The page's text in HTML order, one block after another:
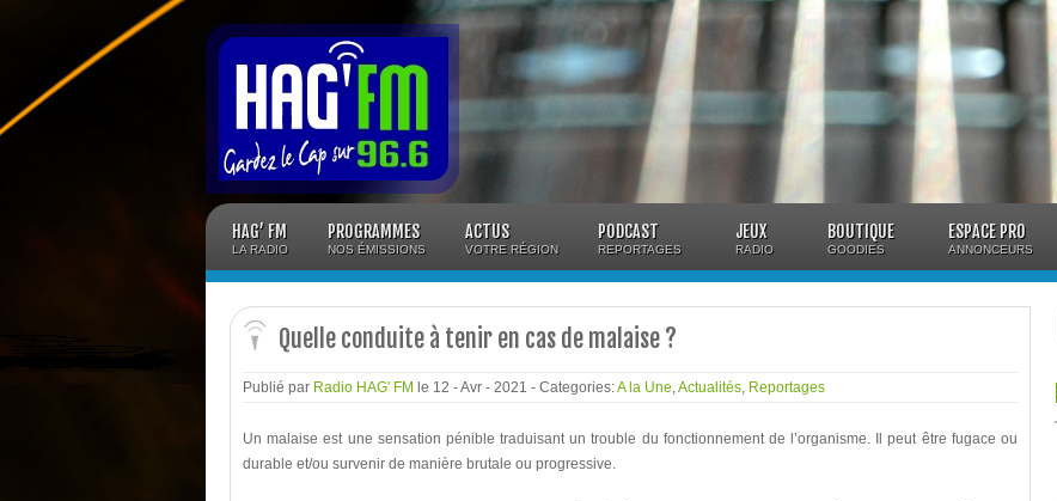
HAG’ FM
LA RADIO
PROGRAMMES
NOS ÉMISSIONS
ACTUS
VOTRE RÉGION
PODCAST
REPORTAGES
JEUX
RADIO
BOUTIQUE
GOODIES
ESPACE PRO
ANNONCEURS
Quelle conduite à tenir en cas de malaise ?
Publié par Radio HAG' FM le 12 - Avr - 2021 - Categories:A la Une,Actualités, Reportages
Un malaise est une sensation pénible traduisant un trouble du fonctionnement de l’organisme. Il peut être fugace ou
durable et/ou survenir de manière brutale ou progressive.
Panneau de gestion des cookies